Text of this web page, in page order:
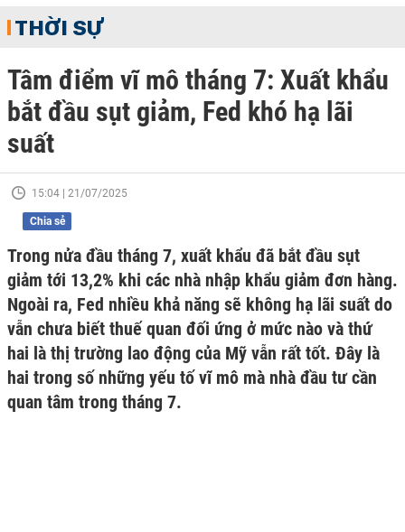
THỜI SỰ
Tâm điểm vĩ mô tháng 7: Xuất khẩu
bắt đầu sụt giảm, Fed khó hạ lãi
suất
15:04 | 21/07/2025
Chia sẻ
Trong nửa đầu tháng 7, xuất khẩu đã bắt đầu sụt
giảm tới 13,2% khi các nhà nhập khẩu giảm đơn hàng.
Ngoài ra, Fed nhiều khả năng sẽ không hạ lãi suất do
vẫn chưa biết thuế quan đối ứng ở mức nào và thứ
hai là thị trường lao động của Mỹ vẫn rất tốt. Đây là
hai trong số những yếu tố vĩ mô mà nhà đầu tư cần
quan tâm trong tháng 7.